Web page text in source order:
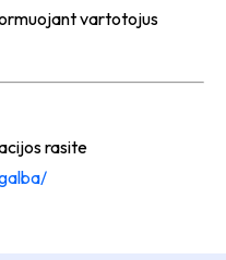
vartotojus
rasite